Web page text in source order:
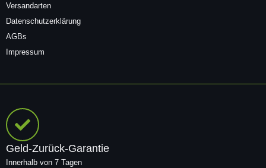
Versandarten
Datenschutzerklärung
AGBs
Impressum
Geld-Zurück-Garantie
Innerhalb von 7 Tagen